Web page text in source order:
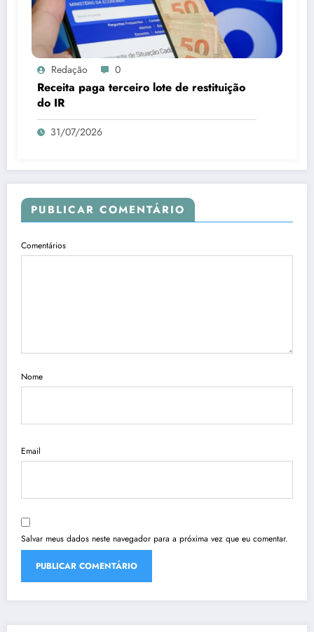
Redação 0
Receita paga terceiro lote de restituição
do IR
31/07/2026
PUBLICAR COMENTÁRIO
Comentários
Nome
Email
Salvar meus dados neste navegador para a próxima vez que eu comentar.